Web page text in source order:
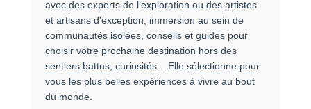
avec des experts de l’exploration ou des artistes
et artisans d'exception, immersion au sein de
communautés isolées, conseils et guides pour
choisir votre prochaine destination hors des
sentiers battus, curiosités... Elle sélectionne pour
vous les plus belles expériences à vivre au bout
du monde.